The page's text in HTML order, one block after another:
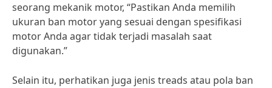
seorang mekanik motor, “Pastikan Anda memilih
ukuran ban motor yang sesuai dengan spesifikasi
motor Anda agar tidak terjadi masalah saat
digunakan.”
Selain itu, perhatikan juga jenis treads atau pola ban